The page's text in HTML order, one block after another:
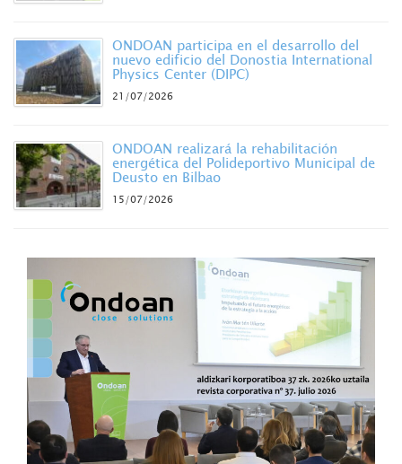
ONDOAN participa en el desarrollo del
nuevo edificio del Donostia International
Physics Center (DIPC)
21/07/2026
ONDOAN realizará la rehabilitación
energética del Polideportivo Municipal de
Deusto en Bilbao
15/07/2026